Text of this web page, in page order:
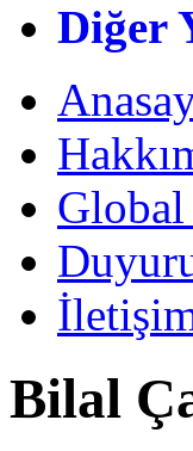
Diğer
Bilal